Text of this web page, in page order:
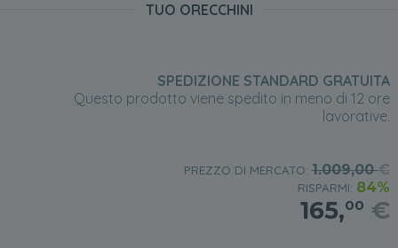
TUO ORECCHINI
SPEDIZIONE STANDARD GRATUITA
Questo prodotto viene spedito in meno di 12 ore
lavorative.
PREZZO DI MERCATO: 1.009,00€
RISPARMI: 84%
165,00 €